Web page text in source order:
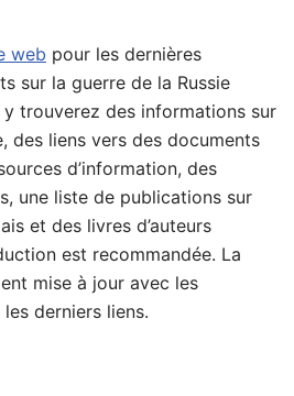
web pour les dernières
sur la guerre de la Russie
y trouverez des informations sur
des liens vers des documents
d’information, des
une liste de publications sur
et des livres d’auteurs
est recommandée. La
mise à jour avec les
derniers liens.